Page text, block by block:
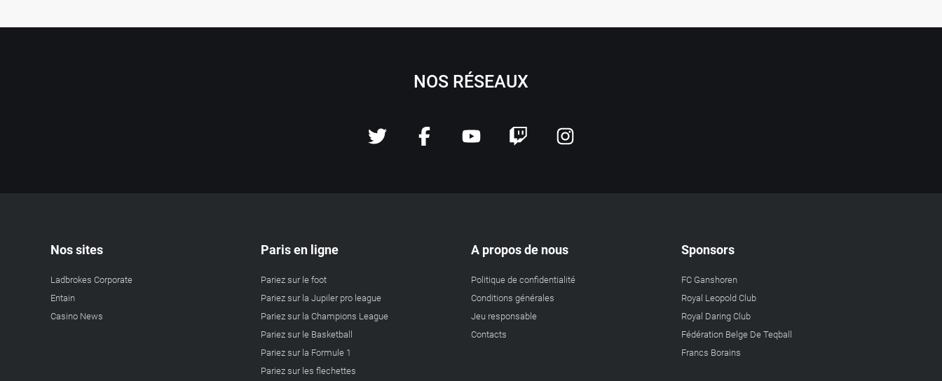
NOS RÉSEAUX
Nos sites
Ladbrokes Corporate
Entain
Casino News
Paris en ligne
Pariez sur le foot
Pariez sur la Jupiler pro league
Pariez sur la Champions League
Pariez sur le Basketball
Pariez sur la Formule 1
Pariez sur les flechettes
A propos de nous
Politique de confidentialité
Conditions générales
Jeu responsable
Contacts
Sponsors
FC Ganshoren
Royal Leopold Club
Royal Daring Club
Fédération Belge De Teqball
Francs Borains